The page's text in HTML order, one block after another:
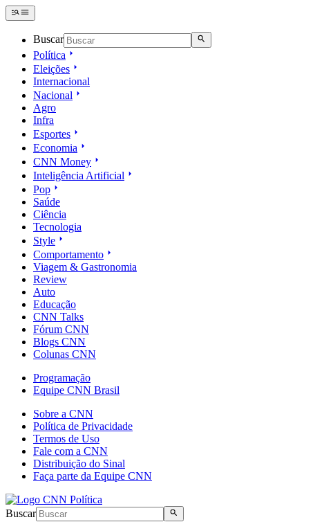
Buscar
Política
Eleições
Internacional
Nacional
Agro
Infra
Esportes
Economia
CNN Money
Inteligência Artificial
Pop
Saúde
Ciência
Tecnologia
Style
Comportamento
Viagem & Gastronomia
Review
Auto
Educação
CNN Talks
Fórum CNN
Blogs CNN
Colunas CNN
Programação
Equipe CNN Brasil
Sobre a CNN
Política de Privacidade
Termos de Uso
Fale com a CNN
Distribuição do Sinal
Faça parte da Equipe CNN
Buscar